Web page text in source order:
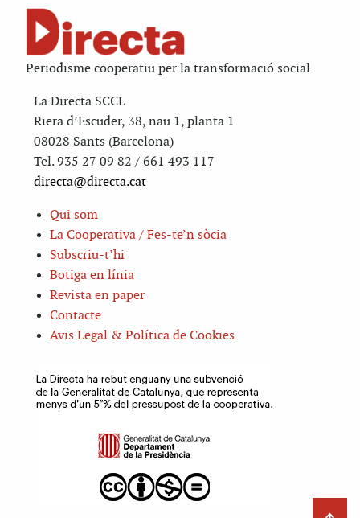
Periodisme cooperatiu per la transformació social
La Directa SCCL
Riera d’Escuder, 38, nau 1, planta 1
08028 Sants (Barcelona)
Tel. 935 27 09 82 / 661 493 117
directa@directa.cat
Qui som
La Cooperativa / Fes-te’n sòcia
Subscriu-t’hi
Botiga en línia
Revista en paper
Contacte
Avis Legal & Política de Cookies